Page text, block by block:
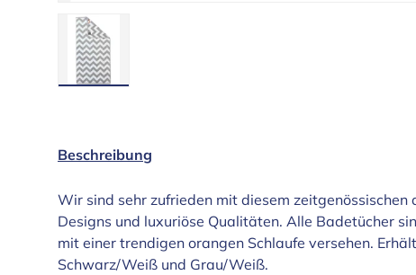
Beschreibung
Wir sind sehr zufrieden mit diesem zeitgenössischen
Designs und luxuriöse Qualitäten. Alle Badetücher
mit einer trendigen orangen Schlaufe versehen.
Schwarz/Weiß und Grau/Weiß.